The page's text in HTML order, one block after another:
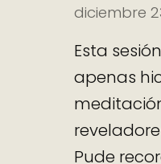
diciembre
Esta
apenas
Pude